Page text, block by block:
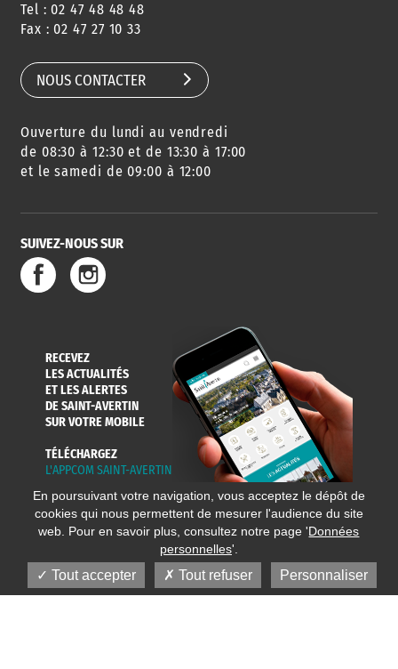
Tel : 02 47 48 48 48
Fax : 02 47 27 10 33
NOUS CONTACTER
Ouverture du lundi au vendredi
de 08:30 à 12:30 et de 13:30 à 17:00
et le samedi de 09:00 à 12:00
SUIVEZ-NOUS SUR
RECEVEZ
LES ACTUALITÉS
ET LES ALERTES
DE SAINT-AVERTIN
SUR VOTRE MOBILE
TÉLÉCHARGEZ
L'APPCOM SAINT-AVERTIN
En poursuivant votre navigation, vous acceptez le dépôt de
cookies qui nous permettent de mesurer l'audience du site
web. Pour en savoir plus, consultez notre page 'Données
personnelles'.
Tout accepter Tout refuser Personnaliser